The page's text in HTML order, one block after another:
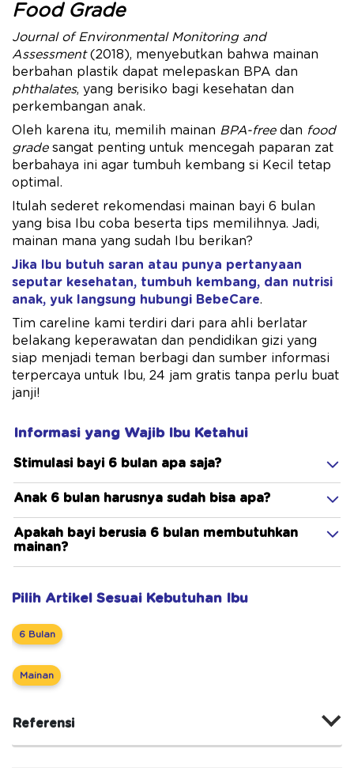
Food Grade
Journal of Environmental Monitoring and
Assessment(2018), menyebutkan bahwa mainan
berbahan plastik dapat melepaskan BPA dan
phthalates, yang berisiko bagi kesehatan dan
perkembangan anak.
Oleh karena itu, memilih mainan BPA-freedan food
gradesangat penting untuk mencegah paparan zat
berbahaya ini agar tumbuh kembang si Kecil tetap
optimal.
Itulah sederet rekomendasi mainan bayi 6 bulan
yang bisa Ibu coba beserta tips memilihnya. Jadi,
mainan mana yang sudah Ibu berikan?
Jika Ibu butuh saran atau punya pertanyaan
seputar kesehatan, tumbuh kembang, dan nutrisi
anak, yuk langsung hubungi BebeCare.
Tim careline kami terdiri dari para ahli berlatar
belakang keperawatan dan pendidikan gizi yang
siap menjadi teman berbagi dan sumber informasi
terpercaya untuk Ibu, 24 jam gratis tanpa perlu buat
janji!
Informasi yang Wajib Ibu Ketahui
Stimulasi bayi 6 bulan apa saja?
Anak 6 bulan harusnya sudah bisa apa?
Apakah bayi berusia 6 bulan membutuhkan
mainan?
Pilih Artikel Sesuai Kebutuhan Ibu
6 Bulan
Mainan
Referensi